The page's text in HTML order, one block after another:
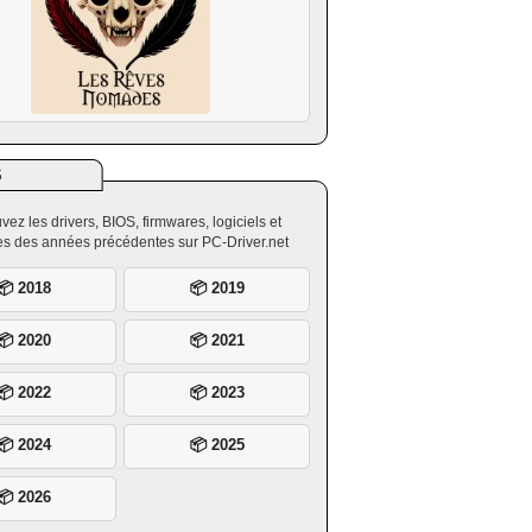
les drivers, BIOS, firmwares, logiciels et
des années précédentes sur PC-Driver.net
2018 📦 2019
2020 📦 2021
2022 📦 2023
2024 📦 2025
2026